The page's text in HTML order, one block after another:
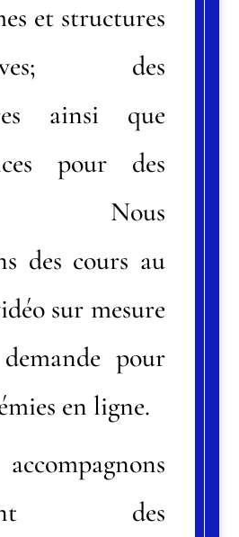
et structures
des
ainsi que
pour des
Nous
des cours au
sur mesure
pour
en ligne.
des